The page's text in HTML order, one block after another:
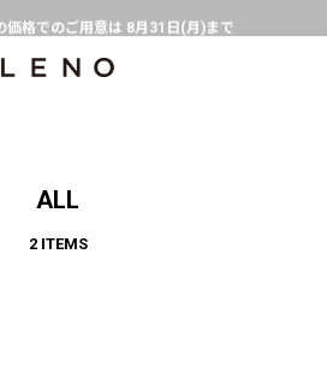
価格でのご用意は 8月31日(月)まで
震の影響による配送遅延について
務停止およびスケジュールのご案内
ALL
2 ITEMS